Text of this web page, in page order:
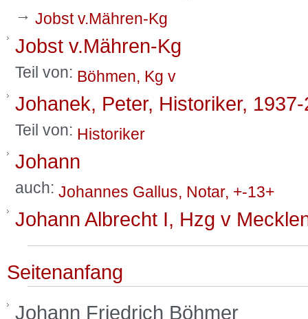
→ Jobst v.Mähren-Kg
Jobst v.Mähren-Kg
Teil von: Böhmen, Kg v
Johanek, Peter, Historiker,
Teil von: Historiker
Johann
auch: Johannes Gallus, Notar, +-13+
Johann Albrecht I, Hzg v
Seitenanfang
Johann Friedrich Böhmer